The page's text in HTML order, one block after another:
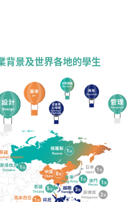
背景及世界各地的學生